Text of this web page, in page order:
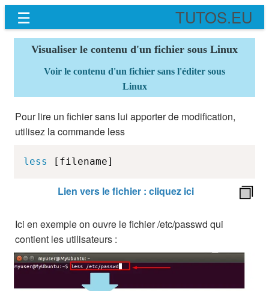
☰ TUTOS.EU
Visualiser le contenu d'un fichier sous Linux
Voir le contenu d'un fichier sans l'éditer sous
Linux
Pour lire un fichier sans lui apporter de modification,
utilisez la commande less
less [filename]
Lien vers le fichier : cliquez ici
Ici en exemple on ouvre le fichier /etc/passwd qui
contient les utilisateurs :